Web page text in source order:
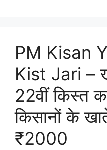
PM Kisan
Kist Jari –
22वीं किस्त
किसानों के
₹2000